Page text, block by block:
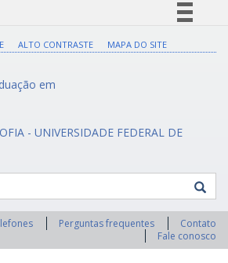
Legislação
ALTO CONTRASTE MAPA DO SITE
em
- UNIVERSIDADE FEDERAL DE
Perguntas frequentes
Contato
Fale conosco